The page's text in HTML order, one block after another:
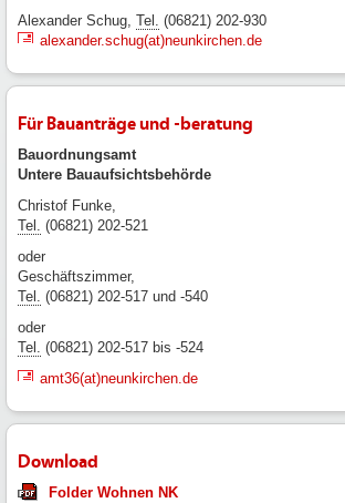
Alexander Schug, Tel. (06821) 202-930
alexander.schug(at)neunkirchen.de
Für Bauanträge und -beratung
Bauordnungsamt
Untere Bauaufsichtsbehörde
Christof Funke,
Tel. (06821) 202-521
oder
Geschäftszimmer,
Tel. (06821) 202-517 und -540
oder
Tel. (06821) 202-517 bis -524
amt36(at)neunkirchen.de
Download
Folder Wohnen NK